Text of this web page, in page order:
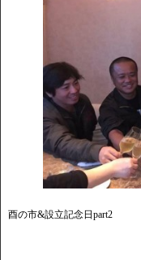
酉の市&設立記念日part2